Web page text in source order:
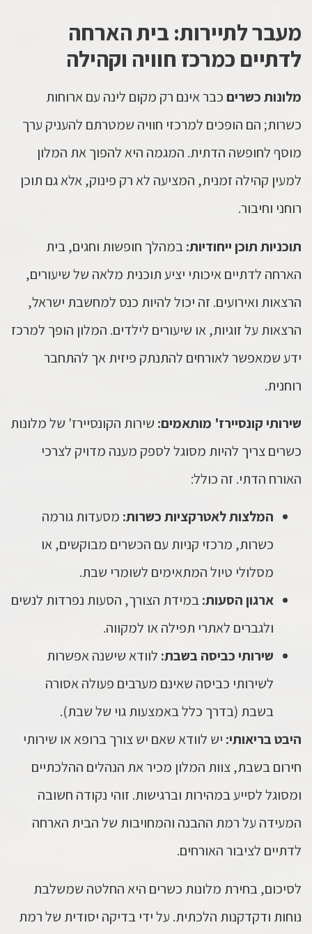
מעבר לתיירות: בית הארחה
לדתיים כמרכז חוויה וקהילה
מלונות כשרים כבר אינם רק מקום לינה עם ארוחות
כשרות; הם הופכים למרכזי חוויה שמטרתם להעניק ערך
מוסף לחופשה הדתית. המגמה היא להפוך את המלון
למעין קהילה זמנית, המציעה לא רק פינוק, אלא גם תוכן
רוחני וחיבור.
תוכניות תוכן ייחודיות:במהלך חופשות וחגים, בית
הארחה לדתיים איכותי יציע תוכנית מלאה של שיעורים,
הרצאות ואירועים. זה יכול להיות כנס למחשבת ישראל,
הרצאות על זוגיות, או שיעורים לילדים. המלון הופך למרכז
ידע שמאפשר לאורחים להתנתק פיזית אך להתחבר
רוחנית.
שירותי קונסיירז' מותאמים: שירות הקונסיירז' של מלונות
כשרים צריך להיות מסוגל לספק מענה מדויק לצרכי
האורח הדתי. זה כולל:
המלצות לאטרקציות כשרות: מסעדות גורמה
כשרות, מרכזי קניות עם הכשרים מבוקשים, או
מסלולי טיול המתאימים לשומרי שבת.
ארגון הסעות:במידת הצורך, הסעות נפרדות לנשים
ולגברים לאתרי תפילה או למקווה.
שירותי כביסה בשבת: לוודא שישנה אפשרות
לשירותי כביסה שאינם מערבים פעולה אסורה
בשבת (בדרך כלל באמצעות גוי של שבת).
היבט בריאותי: יש לוודא שאם יש צורך ברופא או שירותי
חירום בשבת, צוות המלון מכיר את הנהלים ההלכתיים
ומסוגל לסייע במהירות וברגישות. זוהי נקודה חשובה
המעידה על רמת ההבנה והמחויבות של הבית הארחה
לדתיים לציבור האורחים.
לסיכום, בחירת מלונות כשרים היא החלטה שמשלבת
נוחות ודקדקנות הלכתית. על ידי בדיקה יסודית של רמת